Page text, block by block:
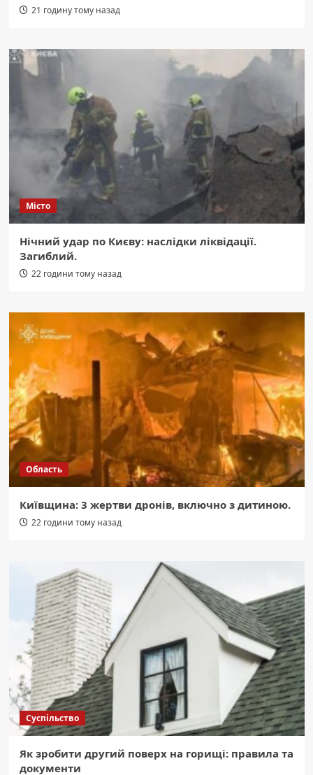
21 годину тому назад
Місто
Нічний удар по Києву: наслідки ліквідації.
Загиблий.
22 години тому назад
Область
Київщина: 3 жертви дронів, включно з дитиною.
22 години тому назад
Суспільство
Як зробити другий поверх на горищі: правила та
документи